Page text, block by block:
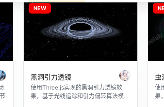
NEW
黑洞引力透镜
使用Three.js实现的黑洞引力透镜效
果，基于光线追踪和引力偏转算法模拟
虫
使
果